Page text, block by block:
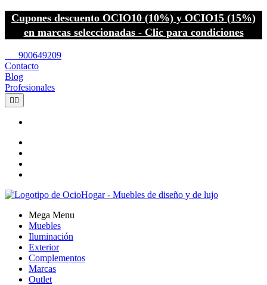
Cupones descuento OCIO10 (10%) y OCIO15 (15%)
en marcas seleccionadas - Clic para condiciones
900649209
Contacto
Blog
Profesionales
 
Mega Menu
Muebles
Iluminación
Exterior
Complementos
Marcas
Outlet